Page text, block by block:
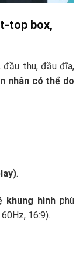
top box,
thu, đầu đĩa,
nhân có thể do
.
khung hìnhphù
16:9).